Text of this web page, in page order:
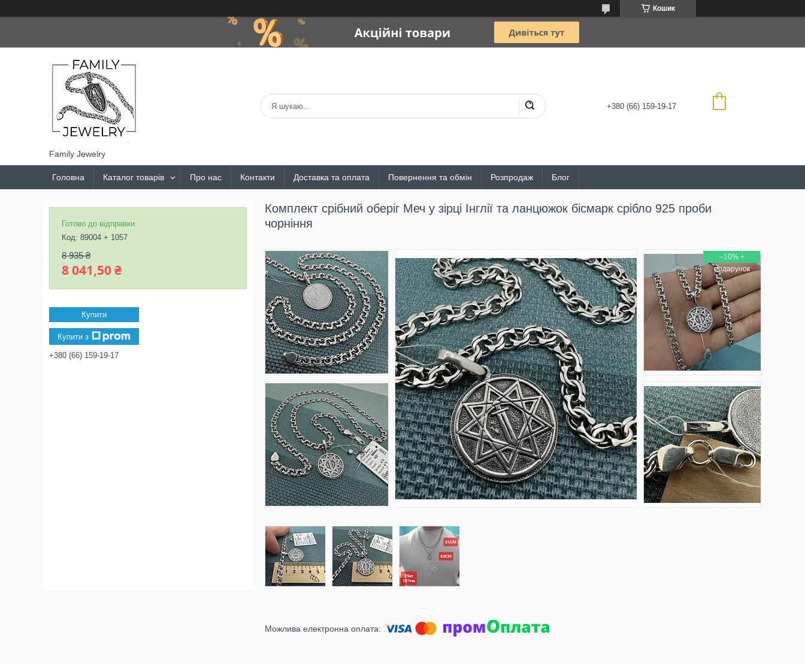
Кошик
Family Jewelry
+380 (66) 159-19-17
Головна Каталог товарів Про нас Контакти Доставка та оплата Повернення та обмін Розпродаж Блог
Комплект срібний оберіг Меч у зірці Інглії та ланцюжок бісмарк срібло 925 проби
чорніння
–10%
Готово до відправки
Код: 89004 + 1057
8 935 ₴
8 041,50 ₴
Купити
Купити з
+380 (66) 159-19-17